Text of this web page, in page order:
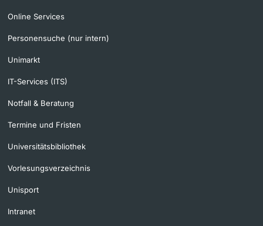
Online Services
Personensuche (nur intern)
Unimarkt
IT-Services (ITS)
Notfall & Beratung
Termine und Fristen
Universitätsbibliothek
Vorlesungsverzeichnis
Unisport
Intranet